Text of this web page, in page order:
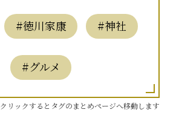
#徳川家康 #神社
#グルメ
クリックするとタグのまとめページへ移動します